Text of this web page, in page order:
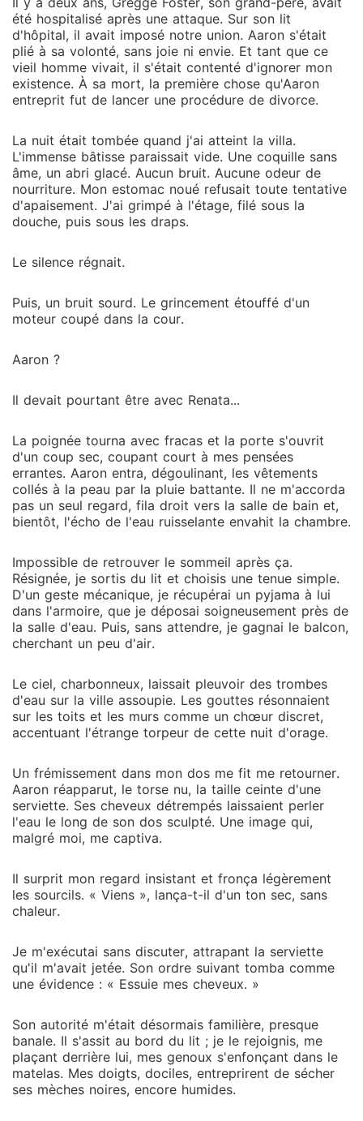
été hospitalisé après une attaque. Sur son lit
d'hôpital, il avait imposé notre union. Aaron s'était
plié à sa volonté, sans joie ni envie. Et tant que ce
vieil homme vivait, il s'était contenté d'ignorer mon
existence. À sa mort, la première chose qu'Aaron
entreprit fut de lancer une procédure de divorce.
La nuit était tombée quand j'ai atteint la villa.
L'immense bâtisse paraissait vide. Une coquille sans
âme, un abri glacé. Aucun bruit. Aucune odeur de
nourriture. Mon estomac noué refusait toute tentative
d'apaisement. J'ai grimpé à l'étage, filé sous la
douche, puis sous les draps.
Le silence régnait.
Puis, un bruit sourd. Le grincement étouffé d'un
moteur coupé dans la cour.
Aaron ?
Il devait pourtant être avec Renata...
La poignée tourna avec fracas et la porte s'ouvrit
d'un coup sec, coupant court à mes pensées
errantes. Aaron entra, dégoulinant, les vêtements
collés à la peau par la pluie battante. Il ne m'accorda
pas un seul regard, fila droit vers la salle de bain et,
bientôt, l'écho de l'eau ruisselante envahit la chambre.
Impossible de retrouver le sommeil après ça.
Résignée, je sortis du lit et choisis une tenue simple.
D'un geste mécanique, je récupérai un pyjama à lui
dans l'armoire, que je déposai soigneusement près de
la salle d'eau. Puis, sans attendre, je gagnai le balcon,
cherchant un peu d'air.
Le ciel, charbonneux, laissait pleuvoir des trombes
d'eau sur la ville assoupie. Les gouttes résonnaient
sur les toits et les murs comme un chœur discret,
accentuant l'étrange torpeur de cette nuit d'orage.
Un frémissement dans mon dos me fit me retourner.
Aaron réapparut, le torse nu, la taille ceinte d'une
serviette. Ses cheveux détrempés laissaient perler
l'eau le long de son dos sculpté. Une image qui,
malgré moi, me captiva.
Il surprit mon regard insistant et fronça légèrement
les sourcils. « Viens », lança-t-il d'un ton sec, sans
chaleur.
Je m'exécutai sans discuter, attrapant la serviette
qu'il m'avait jetée. Son ordre suivant tomba comme
une évidence : « Essuie mes cheveux. »
Son autorité m'était désormais familière, presque
banale. Il s'assit au bord du lit ; je le rejoignis, me
plaçant derrière lui, mes genoux s'enfonçant dans le
matelas. Mes doigts, dociles, entreprirent de sécher
ses mèches noires, encore humides.